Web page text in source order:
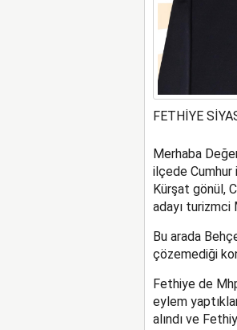
FETHİYE
Merhaba
ilçede Cumhur
Kürşat gönül,
adayı turizmci
Bu arada
çözemediği
Fethiye de
eylem
alındı ve